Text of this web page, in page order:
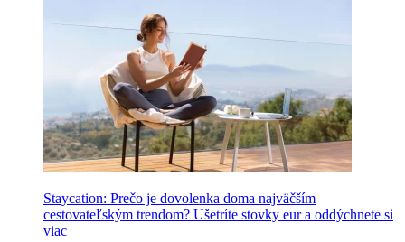
Staycation: Prečo je dovolenka doma najväčším
cestovateľským trendom? Ušetríte stovky eur a oddýchnete si
viac